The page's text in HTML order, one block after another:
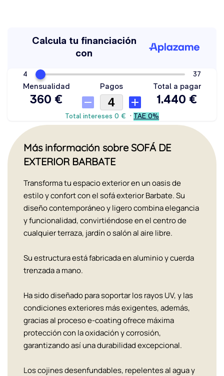
Más información sobre SOFÁ DE
EXTERIOR BARBATE
Transforma tu espacio exterior en un oasis de
estilo y confort con el sofá exterior Barbate. Su
diseño contemporáneo y ligero combina elegancia
y funcionalidad, convirtiéndose en el centro de
cualquier terraza, jardín o salón al aire libre.
Su estructura está fabricada en aluminio y cuerda
trenzada a mano.
Ha sido diseñado para soportar los rayos UV, y las
condiciones exteriores más exigentes, además,
gracias al proceso e-coating ofrece máxima
protección con la oxidación y corrosión,
garantizando así una durabilidad excepcional.
Los cojines desenfundables, repelentes al agua y